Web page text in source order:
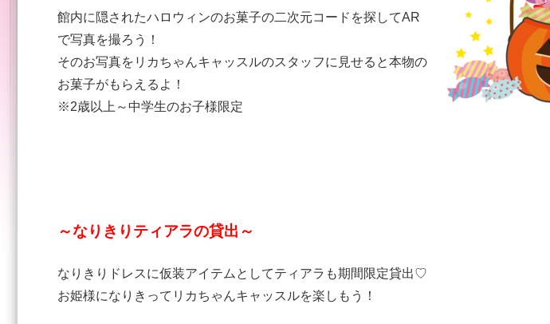
館内に隠されたハロウィンのお菓子の二次元コードを探してAR
で写真を撮ろう！
そのお写真をリカちゃんキャッスルのスタッフに見せると本物の
お菓子がもらえるよ！
※2歳以上～中学生のお子様限定
～なりきりティアラの貸出～
なりきりドレスに仮装アイテムとしてティアラも期間限定貸出♡
お姫様になりきってリカちゃんキャッスルを楽しもう！